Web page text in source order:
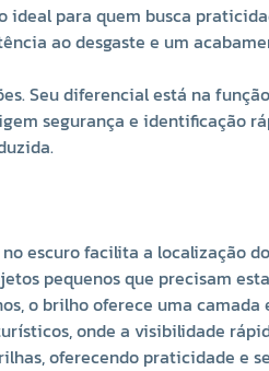
ideal para quem busca
ao desgaste e um
Seu diferencial está na função
segurança e identificação
escuro facilita a localização
pequenos que precisam
o brilho oferece uma
onde a visibilidade
oferecendo praticidade e